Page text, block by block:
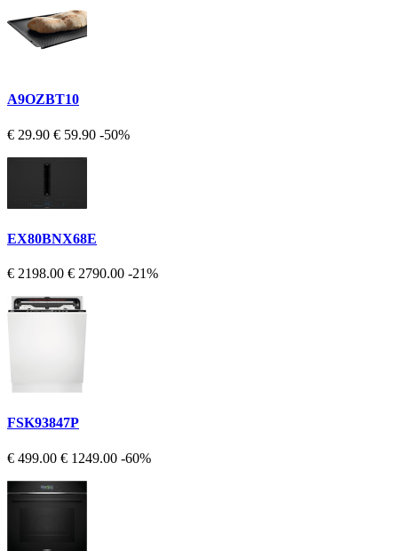
A9OZBT10
€ 29.90 € 59.90 -50%
EX80BNX68E
€ 2198.00 € 2790.00 -21%
FSK93847P
€ 499.00 € 1249.00 -60%